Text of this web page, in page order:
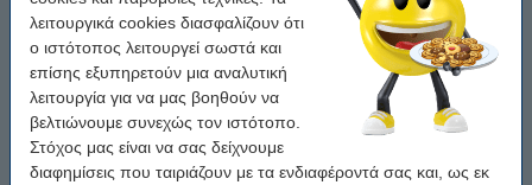
λειτουργικά cookies διασφαλίζουν ότι
ο ιστότοπος λειτουργεί σωστά και
επίσης εξυπηρετούν μια αναλυτική
λειτουργία για να μας βοηθούν να
βελτιώνουμε συνεχώς τον ιστότοπο.
Στόχος μας είναι να σας δείχνουμε
διαφημίσεις που ταιριάζουν με τα ενδιαφέροντά σας και, ως εκ
TN-821XXL series
TN-900BK Black
TN-900C cyan